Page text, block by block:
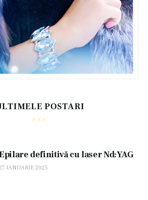
POSTARI
definitivă cu laser Nd:YAG
IANUARIE 2025